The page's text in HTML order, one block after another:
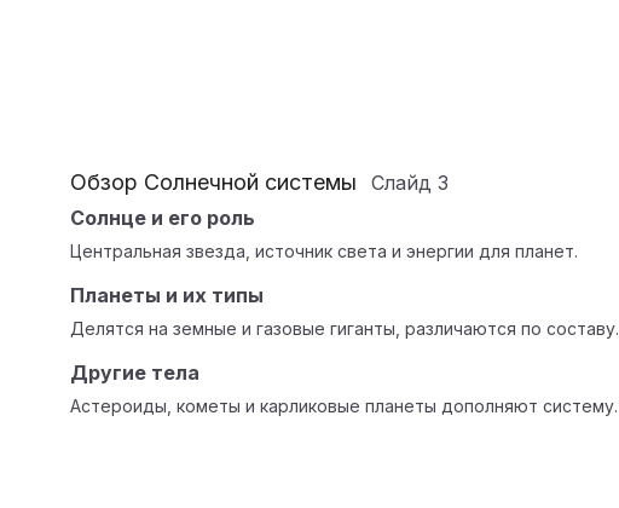
Обзор Солнечной системы Слайд 3
Солнце и его роль
Центральная звезда, источник света и энергии для планет.
Планеты и их типы
Делятся на земные и газовые гиганты, различаются по составу.
Другие тела
Астероиды, кометы и карликовые планеты дополняют систему.